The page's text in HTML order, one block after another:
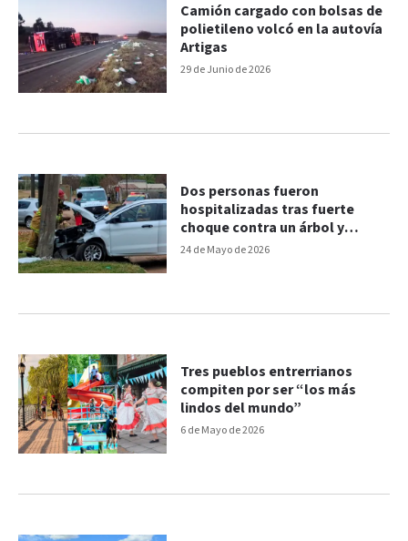
29 de Junio de 2026
Camión cargado con bolsas de
polietileno volcó en la autovía
Artigas
24 de Mayo de 2026
Dos personas fueron
hospitalizadas tras fuerte
choque contra un árbol y
columnas
6 de Mayo de 2026
Tres pueblos entrerrianos
compiten por ser “los más
lindos del mundo”